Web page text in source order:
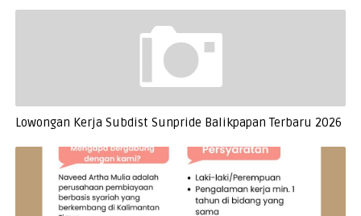
Lowongan Kerja Subdist Sunpride Balikpapan Terbaru 2026